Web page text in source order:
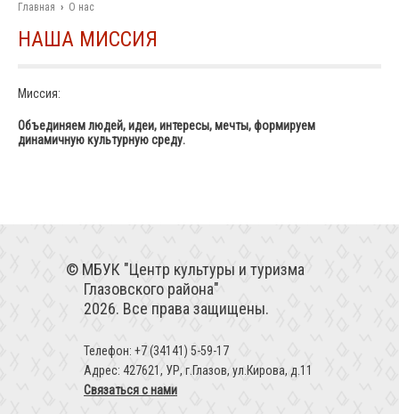
Главная › О нас
НАША МИССИЯ
Миссия:
Объединяем людей, идеи, интересы, мечты, формируем
динамичную культурную среду.
МБУК "Центр культуры и туризма
Глазовского района"
2026. Все права защищены.
Телефон: +7 (34141) 5-59-17
Адрес: 427621, УР, г.Глазов, ул.Кирова, д.11
Связаться с нами